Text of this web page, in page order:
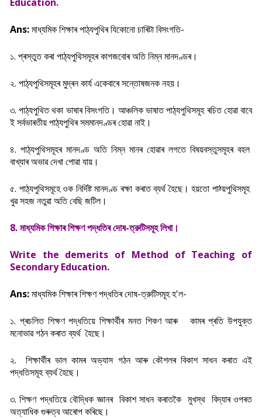
Ans:মাধ্যমিক শিক্ষাৰ পাঠ্যপুথিৰ যিকোনো চাৰিটা বিসংগতি-
১. প্ৰস্তুত কৰা পাঠ্যপুথিসমূহৰ কাগজবোৰ অতি নিম্ন মানদণ্ডৰ।
২. পাঠ্যপুথিসমূহৰ মুদ্ৰন কাৰ্য একেবাৰে সন্তোষজনক নহয়।
৩. পাঠ্যপুথিত থকা ভাষাৰ বিসংগতি। আঞ্চলিক ভাষাত পাঠ্যপুথিসমূহ ৰচিত হোৱা বাবে
ই সৰ্বভাৰতীয় পাঠ্যপুথিৰ সমমানদণ্ডৰ হােৱা নাই।
৪. পাঠ্যপুথিসমূহৰ মানদণ্ড অতি নিম্ন মানৰ হোৱাৰ লগতে বিষয়বস্তুসমূহৰ বহল
বাখ্যাৰ অভাৱ দেখা পোৱা যায়।
৫. পাঠ্যপুথিসমূহে ওক নিৰ্দিষ্ট মানদণ্ড ৰক্ষা কৰাত ব্যৰ্থ হৈছে। হয়তো পাঠ্য়পুথিসমূহ
খুৱ সহজ নতুৱা অতি বেছি জটিল।
8. মাধ্যমিক শিক্ষাৰ শিক্ষণ পদ্ধতিৰ দোষ-ত্রুটিসমূহ লিখা।
Write the demerits of Method of Teaching of
Secondary Education.
Ans:মাধ্যমিক শিক্ষাৰ শিক্ষণ পদ্ধতিৰ দোষ-ত্রুটিসমূহ হ'ল-
১. প্ৰচলিত শিক্ষণ পদ্ধতিয়ে শিক্ষাৰ্থীৰ মনত শিকণ আৰু কামৰ প্ৰতি উপযুক্ত
মনোভাৱ গঠন কৰাত ব্যৰ্থ হৈছে।
২. শিক্ষাৰ্থীৰ ভাল কামৰ অভ্যাস গঠন আৰু কৌশলৰ বিকাশ সাধন কৰাত এই
পদ্ধতিসমূহ ব্যৰ্থ হৈছে।
৩. শিক্ষণ পদ্ধতিয়ে বৌদ্ধিক জ্ঞানৰ বিকাশ সাধন কৰাতকৈ মুখস্থ বিদ্যাৰ ওপৰত
অত্যাধিক গুৰুত্ব আৰোপ কৰিছে।